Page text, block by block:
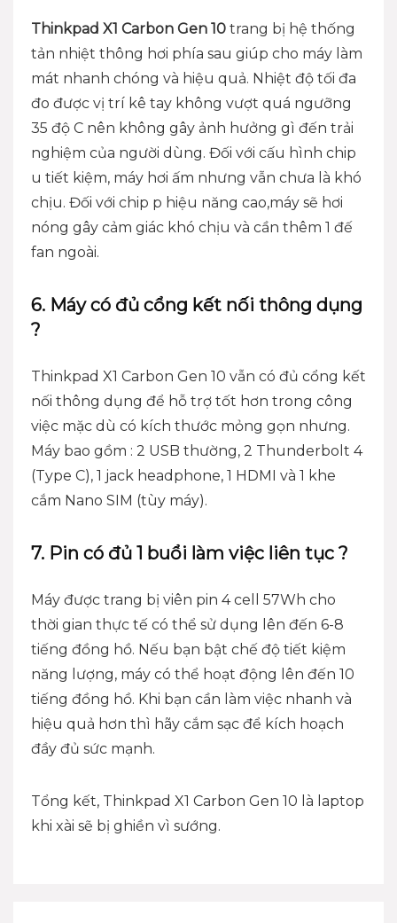
Thinkpad X1 Carbon Gen 10 trang bị hệ thống
tản nhiệt thông hơi phía sau giúp cho máy làm
mát nhanh chóng và hiệu quả. Nhiệt độ tối đa
đo được vị trí kê tay không vượt quá ngưỡng
35 độ C nên không gây ảnh hưởng gì đến trải
nghiệm của người dùng. Đối với cấu hình chip
u tiết kiệm, máy hơi ấm nhưng vẫn chưa là khó
chịu. Đối với chip p hiệu năng cao,máy sẽ hơi
nóng gây cảm giác khó chịu và cần thêm 1 đế
fan ngoài.
6. Máy có đủ cổng kết nối thông dụng
?
Thinkpad X1 Carbon Gen 10 vẫn có đủ cổng kết
nối thông dụng để hỗ trợ tốt hơn trong công
việc mặc dù có kích thước mỏng gọn nhưng.
Máy bao gồm : 2 USB thường, 2 Thunderbolt 4
(Type C), 1 jack headphone, 1 HDMI và 1 khe
cắm Nano SIM (tùy máy).
7. Pin có đủ 1 buổi làm việc liên tục ?
Máy được trang bị viên pin 4 cell 57Wh cho
thời gian thực tế có thể sử dụng lên đến 6-8
tiếng đồng hồ. Nếu bạn bật chế độ tiết kiệm
năng lượng, máy có thể hoạt động lên đến 10
tiếng đồng hồ. Khi bạn cần làm việc nhanh và
hiệu quả hơn thì hãy cắm sạc để kích hoạch
đầy đủ sức mạnh.
Tổng kết, Thinkpad X1 Carbon Gen 10 là laptop
khi xài sẽ bị ghiền vì sướng.